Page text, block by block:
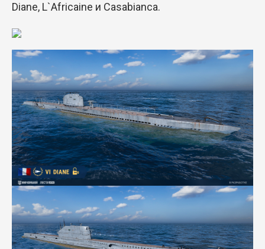
Diane, L`Africaine и Casabianca.